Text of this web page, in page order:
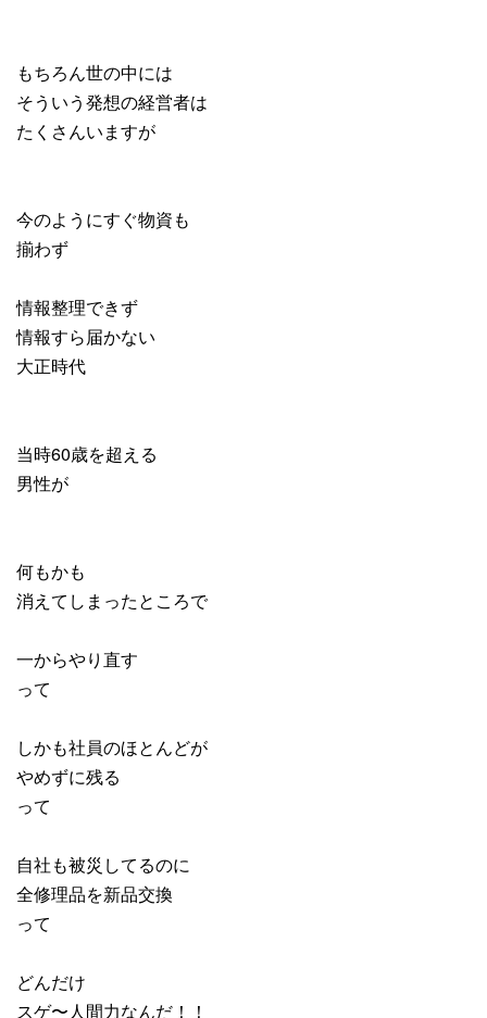
もちろん世の中には
そういう発想の経営者は
たくさんいますが
今のようにすぐ物資も
揃わず
情報整理できず
情報すら届かない
大正時代
当時60歳を超える
男性が
何もかも
消えてしまったところで
一からやり直す
って
しかも社員のほとんどが
やめずに残る
って
自社も被災してるのに
全修理品を新品交換
って
どんだけ
スゲ〜人間力なんだ！！